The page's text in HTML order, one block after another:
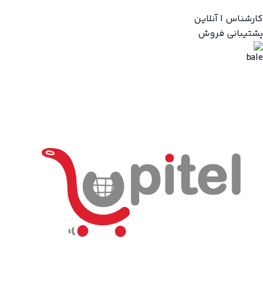
کارشناس 1 آنلاین
پشتیبانی فروش